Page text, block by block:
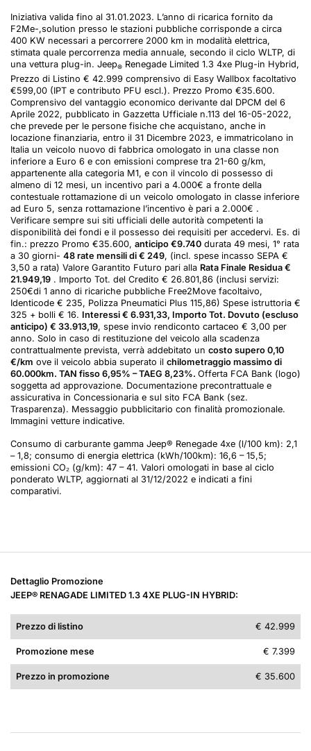
TAN 6,95% TAEG 8,23%. Fino
al 31/01.
Iniziativa valida fino al 31.01.2023. L’anno di ricarica fornito da
F2Me-,solution presso le stazioni pubbliche corrisponde a circa
400 KW necessari a percorrere 2000 km in modalità elettrica,
stimata quale percorrenza media annuale, secondo il ciclo WLTP, di
una vettura plug-in. Jeep® Renegade Limited 1.3 4xe Plug-in Hybrid,
Prezzo di Listino € 42.999 comprensivo di Easy Wallbox facoltativo
€599,00 (IPT e contributo PFU escl.). Prezzo Promo €35.600.
Comprensivo del vantaggio economico derivante dal DPCM del 6
Aprile 2022, pubblicato in Gazzetta Ufficiale n.113 del 16-05-2022,
che prevede per le persone fisiche che acquistano, anche in
locazione finanziaria, entro il 31 Dicembre 2023, e immatricolano in
Italia un veicolo nuovo di fabbrica omologato in una classe non
inferiore a Euro 6 e con emissioni comprese tra 21-60 g/km,
appartenente alla categoria M1, e con il vincolo di possesso di
almeno di 12 mesi, un incentivo pari a 4.000€ a fronte della
contestuale rottamazione di un veicolo omologato in classe inferiore
ad Euro 5, senza rottamazione l’incentivo è pari a 2.000€ .
Verificare sempre sui siti ufficiali delle autorità competenti la
disponibilità dei fondi e il possesso dei requisiti per accedervi. Es. di
fin.: prezzo Promo €35.600, anticipo €9.740 durata 49 mesi, 1° rata
a 30 giorni- 48 rate mensili di € 249, (incl. spese incasso SEPA €
3,50 a rata) Valore Garantito Futuro pari alla Rata Finale Residua €
21.949,19 . Importo Tot. del Credito € 26.801,86 (inclusi servizi:
250€di 1 anno di ricariche pubbliche Free2Move facoltaivo,
Identicode € 235, Polizza Pneumatici Plus 115,86) Spese istruttoria €
325 + bolli € 16. Interessi € 6.931,33, Importo Tot. Dovuto (escluso
anticipo) € 33.913,19, spese invio rendiconto cartaceo € 3,00 per
anno. Solo in caso di restituzione del veicolo alla scadenza
contrattualmente prevista, verrà addebitato un costo supero 0,10
€/km ove il veicolo abbia superato il chilometraggio massimo di
60.000km. TAN fisso 6,95% – TAEG 8,23%. Offerta FCA Bank (logo)
soggetta ad approvazione. Documentazione precontrattuale e
assicurativa in Concessionaria e sul sito FCA Bank (sez.
Trasparenza). Messaggio pubblicitario con finalità promozionale.
Immagini vetture indicative.
Consumo di carburante gamma Jeep® Renegade 4xe (l/100 km): 2,1
– 1,8; consumo di energia elettrica (kWh/100km): 16,6 – 15,5;
emissioni CO₂ (g/km): 47 – 41. Valori omologati in base al ciclo
ponderato WLTP, aggiornati al 31/12/2022 e indicati a fini
comparativi.
Dettaglio Promozione
JEEP® RENAGADE LIMITED 1.3 4XE PLUG-IN HYBRID:
Prezzo di listino € 42.999
Promozione mese € 7.399
Prezzo in promozione € 35.600